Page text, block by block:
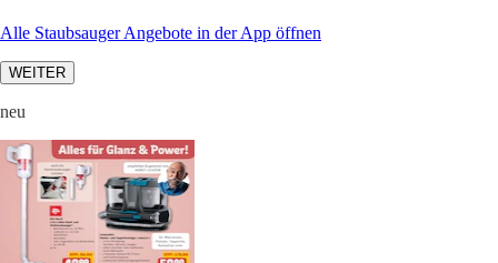
Alle Staubsauger Angebote in der App öffnen
WEITER
neu